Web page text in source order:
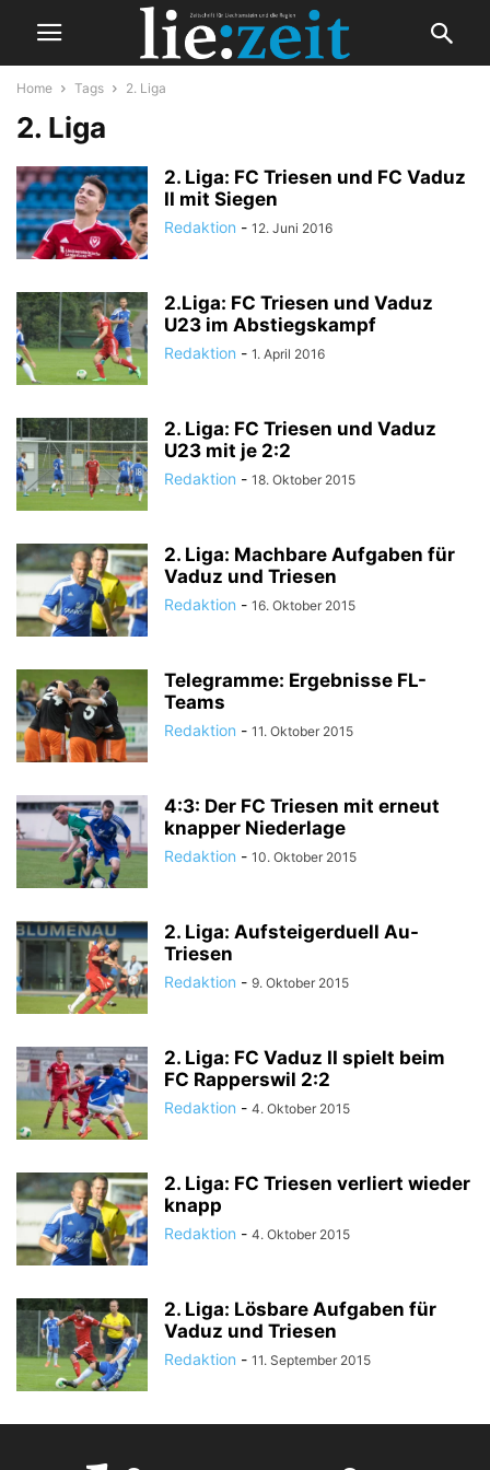
Home Tags 2. Liga
2. Liga
2. Liga: FC Triesen und FC Vaduz
II mit Siegen
Redaktion - 12. Juni 2016
2.Liga: FC Triesen und Vaduz
U23 im Abstiegskampf
Redaktion - 1. April 2016
2. Liga: FC Triesen und Vaduz
U23 mit je 2:2
Redaktion - 18. Oktober 2015
2. Liga: Machbare Aufgaben für
Vaduz und Triesen
Redaktion - 16. Oktober 2015
Telegramme: Ergebnisse FL-
Teams
Redaktion - 11. Oktober 2015
4:3: Der FC Triesen mit erneut
knapper Niederlage
Redaktion - 10. Oktober 2015
2. Liga: Aufsteigerduell Au-
Triesen
Redaktion - 9. Oktober 2015
2. Liga: FC Vaduz II spielt beim
FC Rapperswil 2:2
Redaktion - 4. Oktober 2015
2. Liga: FC Triesen verliert wieder
knapp
Redaktion - 4. Oktober 2015
2. Liga: Lösbare Aufgaben für
Vaduz und Triesen
Redaktion - 11. September 2015